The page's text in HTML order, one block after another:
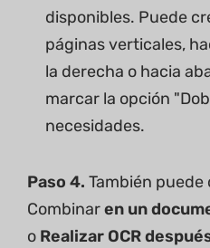
disponibles. Puede
páginas verticales,
la derecha o hacia
marcar la opción
necesidades.
Paso 4. También puede
Combinaren un
o Realizar OCR